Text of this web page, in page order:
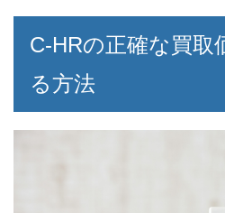
C-HRの正確な買取
る方法